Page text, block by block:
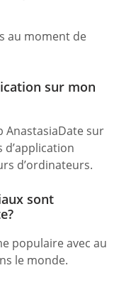
au moment de
sur mon
AnastasiaDate sur
d’application
d’ordinateurs.
sont
populaire avec au
le monde.